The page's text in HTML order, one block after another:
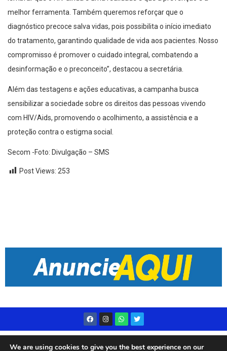
melhor ferramenta. Também queremos reforçar que o
diagnóstico precoce salva vidas, pois possibilita o início imediato
do tratamento, garantindo qualidade de vida aos pacientes. Nosso
compromisso é promover o cuidado integral, combatendo a
desinformação e o preconceito”, destacou a secretária.
Além das testagens e ações educativas, a campanha busca
sensibilizar a sociedade sobre os direitos das pessoas vivendo
com HIV/Aids, promovendo o acolhimento, a assistência e a
proteção contra o estigma social.
Secom -Foto: Divulgação – SMS
Post Views: 253
We are using cookies to give you the best experience on our